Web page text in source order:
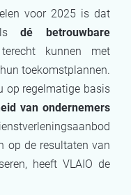
voor 2025 is dat
alsdé betrouwbare
kunnen met
toekomstplannen.
op regelmatige basis
van ondernemers
op de resultaten van
heeft VLAIO de